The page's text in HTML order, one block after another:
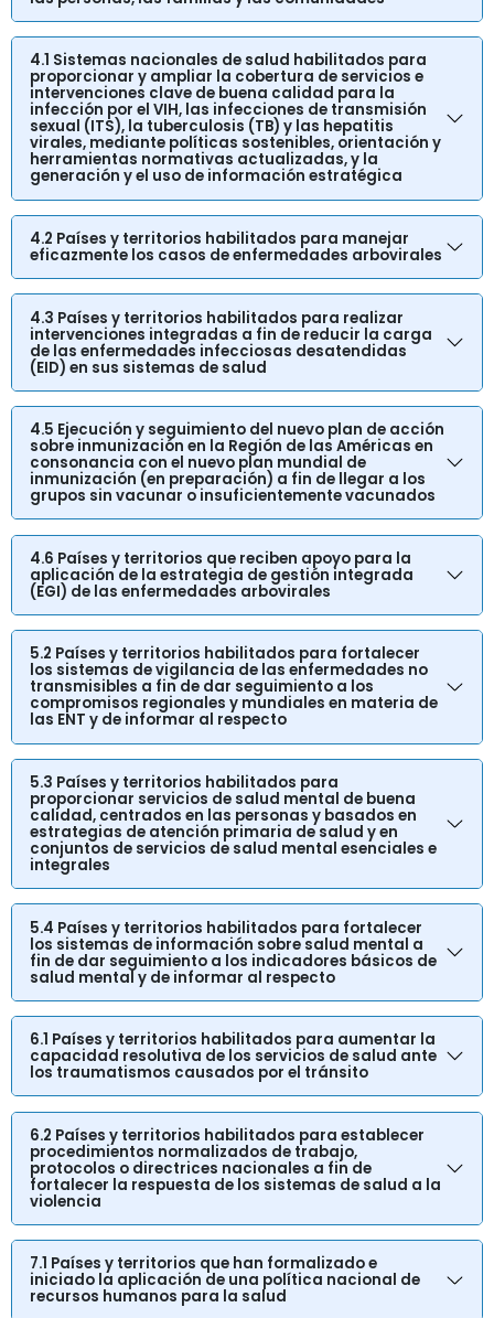
4.1 Sistemas nacionales de salud habilitados para
proporcionar y ampliar la cobertura de servicios e
intervenciones clave de buena calidad para la
infección por el VIH, las infecciones de transmisión
sexual (ITS), la tuberculosis (TB) y las hepatitis
virales, mediante políticas sostenibles, orientación y
herramientas normativas actualizadas, y la
generación y el uso de información estratégica
4.2 Países y territorios habilitados para manejar
eficazmente los casos de enfermedades arbovirales
4.3 Países y territorios habilitados para realizar
intervenciones integradas a fin de reducir la carga
de las enfermedades infecciosas desatendidas
(EID) en sus sistemas de salud
4.5 Ejecución y seguimiento del nuevo plan de acción
sobre inmunización en la Región de las Américas en
consonancia con el nuevo plan mundial de
inmunización (en preparación) a fin de llegar a los
grupos sin vacunar o insuficientemente vacunados
4.6 Países y territorios que reciben apoyo para la
aplicación de la estrategia de gestión integrada
(EGI) de las enfermedades arbovirales
5.2 Países y territorios habilitados para fortalecer
los sistemas de vigilancia de las enfermedades no
transmisibles a fin de dar seguimiento a los
compromisos regionales y mundiales en materia de
las ENT y de informar al respecto
5.3 Países y territorios habilitados para
proporcionar servicios de salud mental de buena
calidad, centrados en las personas y basados en
estrategias de atención primaria de salud y en
conjuntos de servicios de salud mental esenciales e
integrales
5.4 Países y territorios habilitados para fortalecer
los sistemas de información sobre salud mental a
fin de dar seguimiento a los indicadores básicos de
salud mental y de informar al respecto
6.1 Países y territorios habilitados para aumentar la
capacidad resolutiva de los servicios de salud ante
los traumatismos causados por el tránsito
6.2 Países y territorios habilitados para establecer
procedimientos normalizados de trabajo,
protocolos o directrices nacionales a fin de
fortalecer la respuesta de los sistemas de salud a la
violencia
7.1 Países y territorios que han formalizado e
iniciado la aplicación de una política nacional de
recursos humanos para la salud